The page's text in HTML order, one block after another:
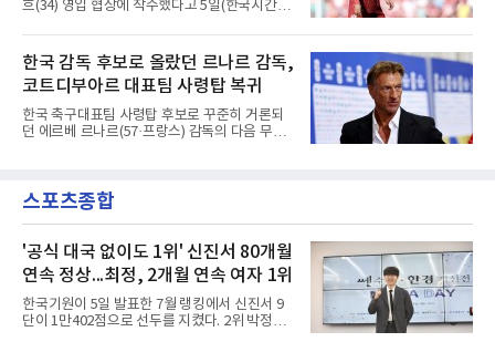
하게 돼 기쁘다는 인사를 건넸다. 동료와 감독,
나지 못했다. 스페인행을 계획했으나 2022 항저
우 아시안게임 금메달에 따른 병역
흐(34) 영입 협상에 착수했다고 5일(한국시간)
된 이집트 대표팀 공격수의 입단이 초읽기에 들
어갔다.구단은 살라흐가 현지시간 5일 낮 12시
이스탄불에 입국해 같은 날 저녁 트라브존에 도
착한다는 일정을 함께 공개했다. 환영 행사 시간
과 세부 내용은 공식 채널로 알리겠다고 했다.에
르투룰 도안 회장은 발표 직후 A스포르와 만나
아직 이적이 마무리된 단계는 아니라고 선을 그
예정이라고 로이터통신을 통해 밝혔다. 시점을
못 박지는 않았으나 현지시간
한국 감독 후보로 올랐던 르나르 감독,
코트디부아르 대표팀 사령탑 복귀
한국 축구대표팀 사령탑 후보로 꾸준히 거론되
던 에르베 르나르(57·프랑스) 감독의 다음 무대
임으로, 당시 그는 팀에 2015 아프리카 네이션
스컵 우승을 안겼다.전임 에메르스 파에 감독은
사상 첫 토너먼트 진출을 이끌었으나 32강에서
노르웨이에 1-2로 진 뒤 계약 연장에 실패했다.
르나르 감독의 직전 행보는 순탄치 않았다. 월드
컵 도중 튀니지의 소방수로 투입됐지만 분위기
를 되돌리지 못했고, 튀니지는 3전 전패로 탈락
했다.이력 자체는 두텁다. 잠비아
스포츠종합
'공식 대국 없이도 1위' 신진서 80개월
연속 정상...최정, 2개월 연속 여자 1위
한국기원이 5일 발표한 7월 랭킹에서 신진서 9
단이 1만402점으로 선두를 지켰다. 2위 박정환